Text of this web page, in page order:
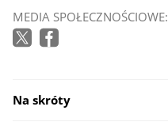
MEDIA SPOŁECZNOŚCIOWE:
Na skróty